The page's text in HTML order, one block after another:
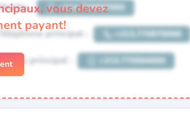
vous devez
payant!